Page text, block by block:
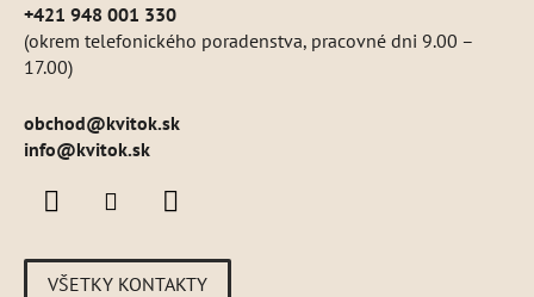
+421 948 001 330
(okrem telefonického poradenstva, pracovné dni 9.00 –
17.00)
obchod@kvitok.sk
info@kvitok.sk
VŠETKY KONTAKTY